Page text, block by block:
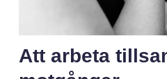
Att arbeta